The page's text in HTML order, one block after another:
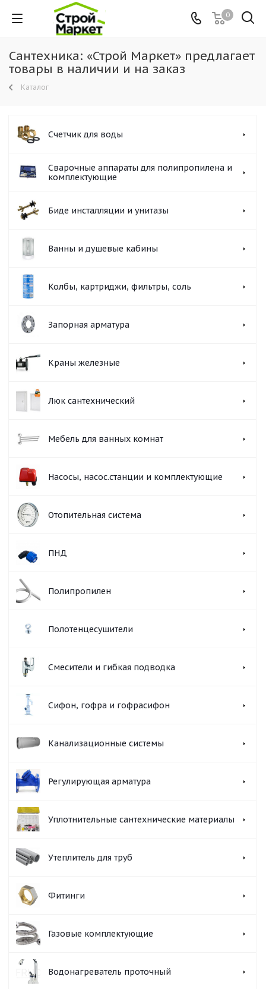
0
Сантехника: «Строй Маркет» предлагает
товары в наличии и на заказ
Каталог
Cчетчик для воды
Сварочные аппараты для полипропилена и
комплектующие
Биде инсталляции и унитазы
Ванны и душевые кабины
Колбы, картриджи, фильтры, соль
Запорная арматура
Краны железные
Люк сантехнический
Мебель для ванных комнат
Насосы, насос.станции и комплектующие
Отопительная система
ПНД
Полипропилен
Полотенцесушители
Смесители и гибкая подводка
Сифон, гофра и гофрасифон
Канализационные системы
Регулирующая арматура
Уплотнительные сантехнические материалы
Утеплитель для труб
Фитинги
Газовые комплектующие
Водонагреватель проточный